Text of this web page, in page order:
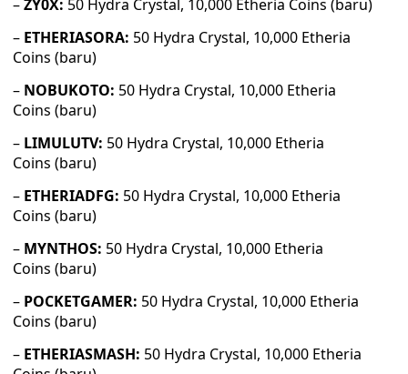
–ZY0X: 50 Hydra Crystal, 10,000 Etheria Coins (baru)
– ETHERIASORA: 50 Hydra Crystal, 10,000 Etheria
Coins (baru)
– NOBUKOTO: 50 Hydra Crystal, 10,000 Etheria
Coins (baru)
– LIMULUTV: 50 Hydra Crystal, 10,000 Etheria
Coins (baru)
– ETHERIADFG: 50 Hydra Crystal, 10,000 Etheria
Coins (baru)
– MYNTHOS: 50 Hydra Crystal, 10,000 Etheria
Coins (baru)
– POCKETGAMER: 50 Hydra Crystal, 10,000 Etheria
Coins (baru)
– ETHERIASMASH: 50 Hydra Crystal, 10,000 Etheria